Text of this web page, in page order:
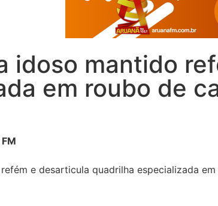
idoso mantido
em roubo de
e desarticula quadrilha especializada